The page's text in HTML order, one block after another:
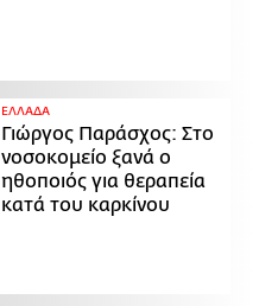
ΕΛΛΑΔΑ
Γιώργος Παράσχος: Στο
νοσοκομείο ξανά ο
ηθοποιός για θεραπεία
κατά του καρκίνου